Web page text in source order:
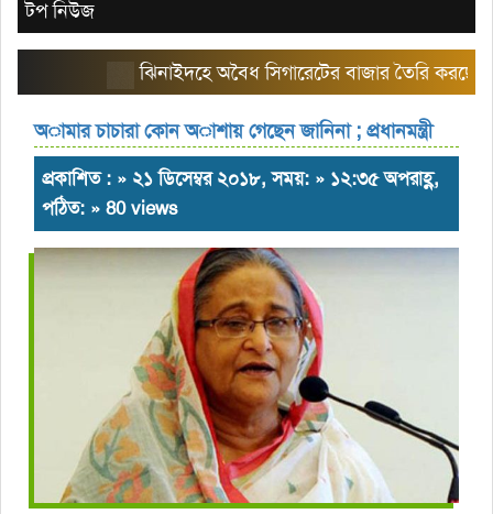
টপ নিউজ
ঝিনাইদহে অবৈধ সিগারেটের বাজার তৈরি করছে এরিয়া
অামার চাচারা কোন অাশায় গেছেন জানিনা ; প্রধানমন্ত্রী
প্রকাশিত : » ২১ ডিসেম্বর ২০১৮, সময়: » ১২:৩৫ অপরাহ্ণ,
পঠিত: » 80 views